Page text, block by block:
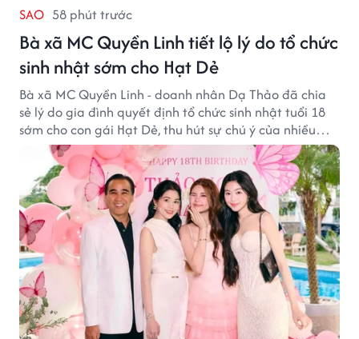
SAO 58 phút trước
Bà xã MC Quyền Linh tiết lộ lý do tổ chức
sinh nhật sớm cho Hạt Dẻ
Bà xã MC Quyền Linh - doanh nhân Dạ Thảo đã chia
sẻ lý do gia đình quyết định tổ chức sinh nhật tuổi 18
sớm cho con gái Hạt Dẻ, thu hút sự chú ý của nhiều
người hâm mộ.